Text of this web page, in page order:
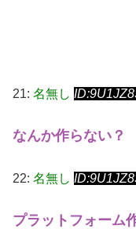
21: 名無し
なんか作らない？
22: 名無し
プラットフォーム